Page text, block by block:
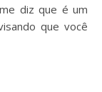
diz que é um
que você